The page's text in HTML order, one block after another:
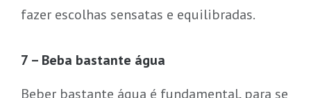
fazer escolhas sensatas e equilibradas.
7 – Beba bastante água
Beber bastante água é fundamental, para se